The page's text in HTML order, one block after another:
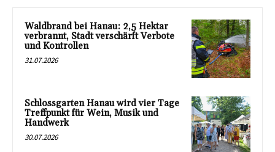
Waldbrand bei Hanau: 2,5 Hektar
verbrannt, Stadt verschärft Verbote
und Kontrollen
31.07.2026
Schlossgarten Hanau wird vier Tage
Treffpunkt für Wein, Musik und
Handwerk
30.07.2026